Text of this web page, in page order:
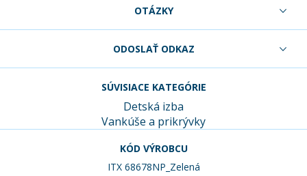
OTÁZKY
ODOSLAŤ ODKAZ
SÚVISIACE KATEGÓRIE
Detská izba
Vankúše a prikrývky
KÓD VÝROBCU
ITX 68678NP_Zelená